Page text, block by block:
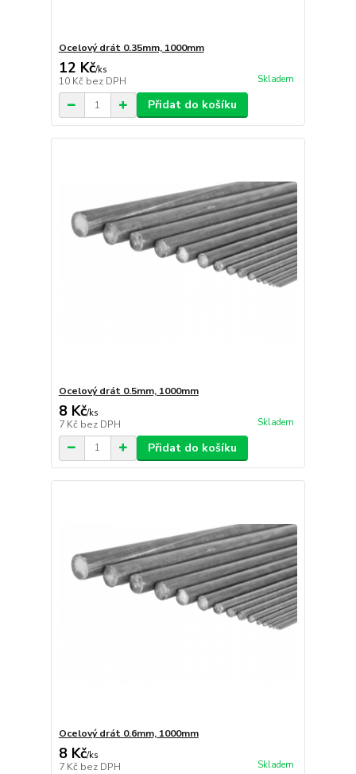
Ocelový drát 0.35mm, 1000mm
12 Kč/ks
10 Kč bez DPH Skladem
Přidat do košíku
Ocelový drát 0.5mm, 1000mm
8 Kč/ks
7 Kč bez DPH Skladem
Přidat do košíku
Ocelový drát 0.6mm, 1000mm
8 Kč/ks
7 Kč bez DPH Skladem